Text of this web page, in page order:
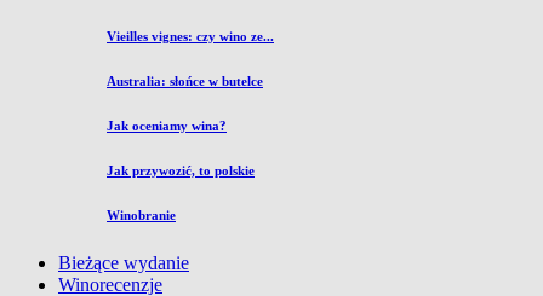
Vieilles vignes: czy wino ze...
Australia: słońce w butelce
Jak oceniamy wina?
Jak przywozić, to polskie
Winobranie
Bieżące wydanie
Winorecenzje